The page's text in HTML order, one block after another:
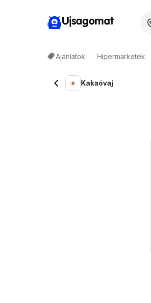
Ujsagomat
Ajánlatok Hipermarketek
Kakaóvaj